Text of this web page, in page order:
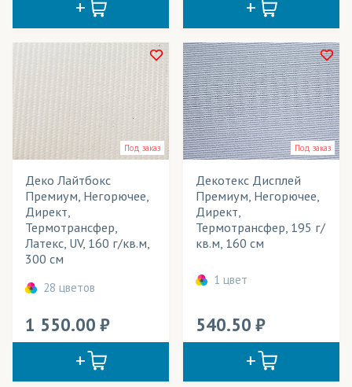
Под заказ
Деко Лайтбокс
Премиум, Негорючее,
Директ,
Термотрансфер,
Латекс, UV, 160 г/кв.м,
300 см
28 цветов
1 550.00
Под заказ
Декотекс Дисплей
Премиум, Негорючее,
Директ,
Термотрансфер, 195 г/
кв.м, 160 см
1 цвет
540.50